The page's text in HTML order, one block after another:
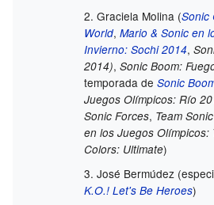
Graciela Molina (Sonic
World,Mario & Sonic en
Invierno: Sochi 2014,
2014),Sonic Boom:
temporada deSonic
Juegos Olímpicos: Río
Sonic Forces, Team
en los Juegos Olímpicos:
Colors: Ultimate)
José Bermúdez
K.O.! Let's Be Heroes)